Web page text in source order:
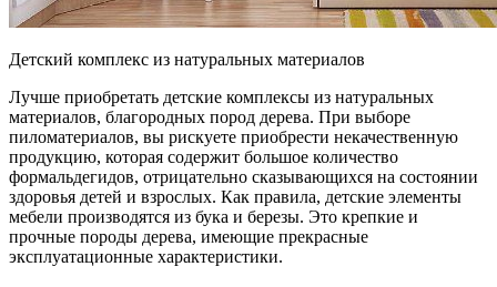
Детский комплекс из натуральных материалов
Лучше приобретать детские комплексы из натуральных
материалов, благородных пород дерева. При выборе
пиломатериалов, вы рискуете приобрести некачественную
продукцию, которая содержит большое количество
формальдегидов, отрицательно сказывающихся на состоянии
здоровья детей и взрослых. Как правила, детские элементы
мебели производятся из бука и березы. Это крепкие и
прочные породы дерева, имеющие прекрасные
эксплуатационные характеристики.